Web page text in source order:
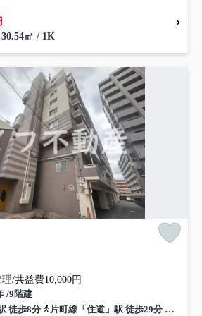
㎡ / 1K
理/共益費10,000円
/9階建
徒歩8分
片町線「住道」駅 徒歩29分 片町線